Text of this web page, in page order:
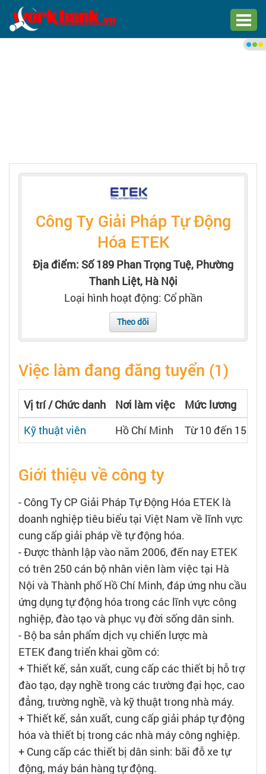
Trang chủ
Tạo hồ sơ
Cẩm nang việc làm
Bạn cần tuyển người
Nhà tuyển dụng
Công Ty Giải Pháp Tự Động
Hóa ETEK
Địa điểm: Số 189 Phan Trọng Tuệ, Phường
Thanh Liệt, Hà Nội
Loại hình hoạt động: Cổ phần
Theo dõi
Việc làm đang đăng tuyển (1)
Vị trí / Chức danh Nơi làm việc
Mức lương
Kỹ thuật viên
Hồ Chí Minh Từ 10 đến 15
Giới thiệu về công ty
- Công Ty CP Giải Pháp Tự Động Hóa ETEK là
doanh nghiệp tiêu biểu tại Việt Nam về lĩnh vực
cung cấp giải pháp về tự động hóa.
- Được thành lập vào năm 2006, đến nay ETEK
có trên 250 cán bộ nhân viên làm việc tại Hà
Nội và Thành phố Hồ Chí Minh, đáp ứng nhu cầu
ứng dụng tự động hóa trong các lĩnh vực công
nghiệp, đào tạo và phục vụ đời sống dân sinh.
- Bộ ba sản phẩm dịch vụ chiến lược mà
ETEK đang triển khai gồm có:
+ Thiết kế, sản xuất, cung cấp các thiết bị hỗ trợ
đào tạo, dạy nghề trong các trường đại học, cao
đẳng, trường nghề, và kỹ thuật trong nhà máy.
+ Thiết kế, sản xuất, cung cấp giải pháp tự động
hóa và thiết bị trong các nhà máy công nghiệp.
+ Cung cấp các thiết bị dân sinh: bãi đỗ xe tự
động, máy bán hàng tự động.